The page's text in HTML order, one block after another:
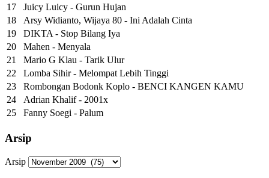
17
Juicy Luicy - Gurun Hujan
18
Arsy Widianto, Wijaya 80 - Ini Adalah Cinta
19
DIKTA - Stop Bilang Iya
20
Mahen - Menyala
21
Mario G Klau - Tarik Ulur
22
Lomba Sihir - Melompat Lebih Tinggi
23
Rombongan Bodonk Koplo - BENCI KANGEN KAMU
24
Adrian Khalif - 2001x
25
Fanny Soegi - Palum
Arsip
Arsip